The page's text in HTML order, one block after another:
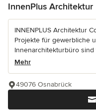
InnenPlus Architektur
INNENPLUS Architektur
Projekte für gewerbliche
Innenarchitekturbüro sind
Mehr
49076 Osnabrück